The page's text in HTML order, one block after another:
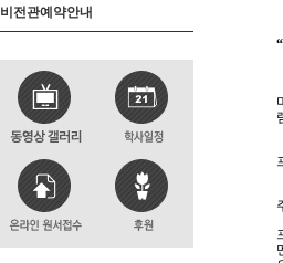
비전관예약안내
“